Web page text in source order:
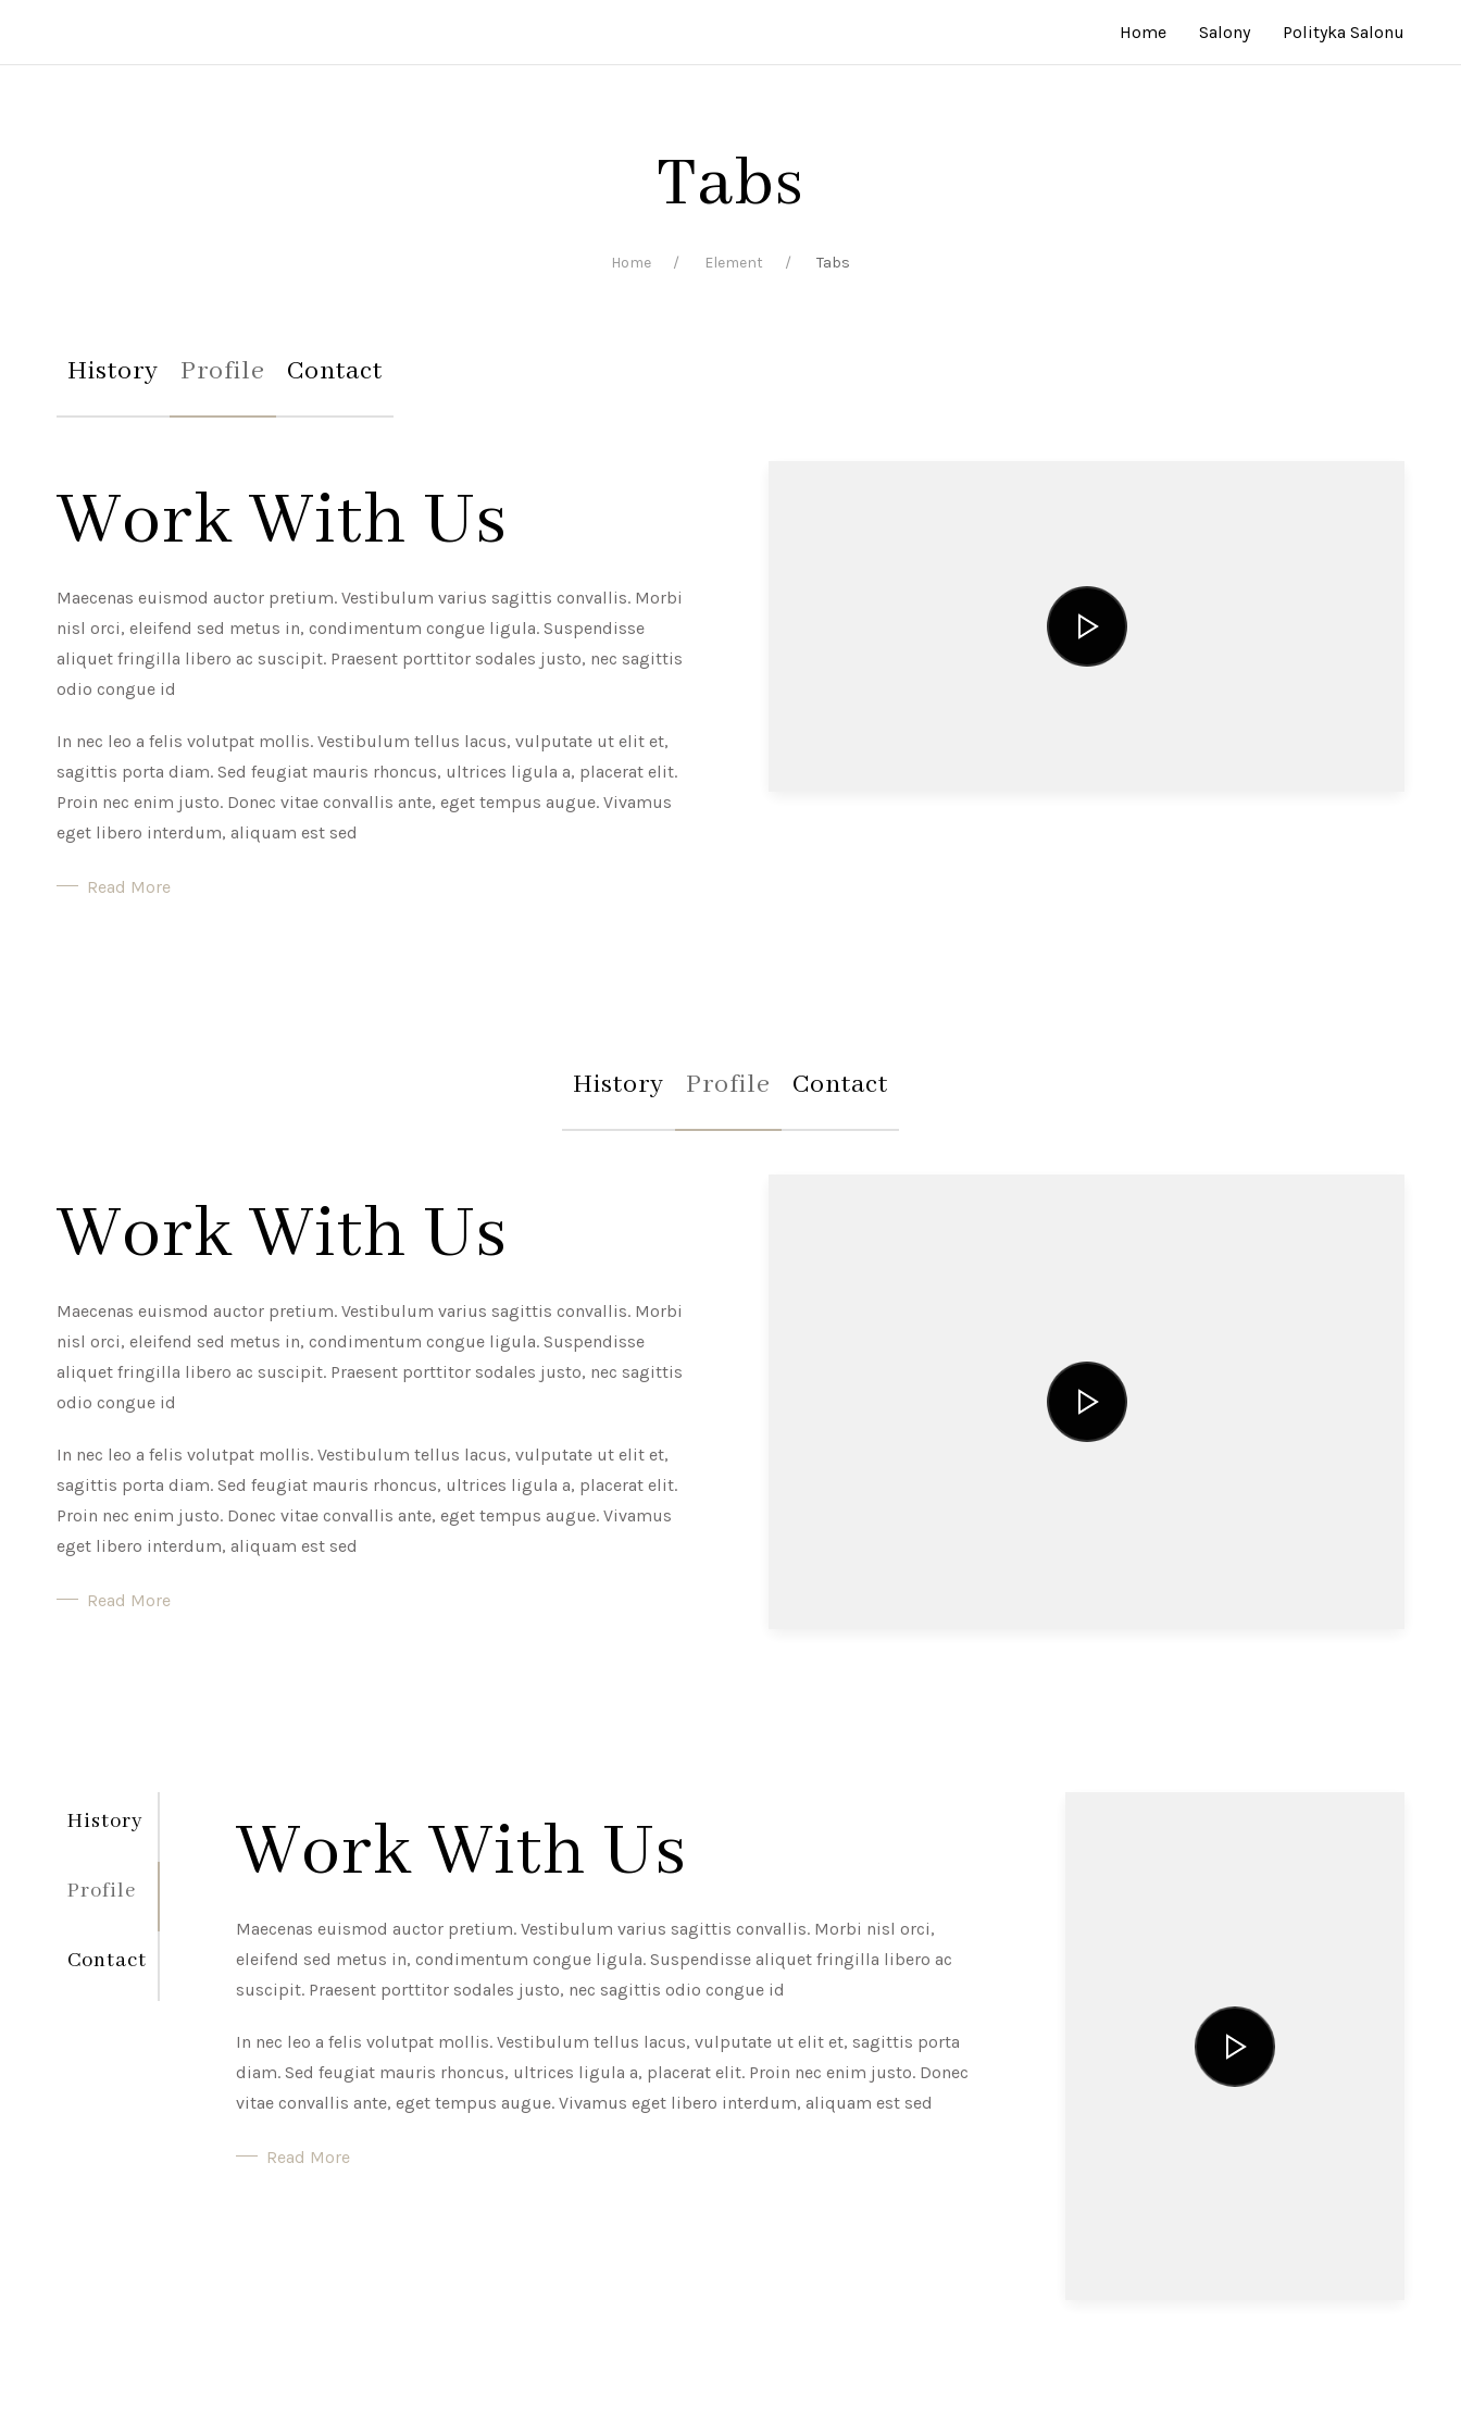
Home Salony Polityka Salonu
Tabs
Home Element Tabs
History Profile Contact
Work With Us
Maecenas euismod auctor pretium. Vestibulum varius sagittis convallis. Morbi
nisl orci, eleifend sed metus in, condimentum congue ligula. Suspendisse
aliquet fringilla libero ac suscipit. Praesent porttitor sodales justo, nec sagittis
odio congue id
In nec leo a felis volutpat mollis. Vestibulum tellus lacus, vulputate ut elit et,
sagittis porta diam. Sed feugiat mauris rhoncus, ultrices ligula a, placerat elit.
Proin nec enim justo. Donec vitae convallis ante, eget tempus augue. Vivamus
eget libero interdum, aliquam est sed
Read More
History Profile Contact
Work With Us
Maecenas euismod auctor pretium. Vestibulum varius sagittis convallis. Morbi
nisl orci, eleifend sed metus in, condimentum congue ligula. Suspendisse
aliquet fringilla libero ac suscipit. Praesent porttitor sodales justo, nec sagittis
odio congue id
In nec leo a felis volutpat mollis. Vestibulum tellus lacus, vulputate ut elit et,
sagittis porta diam. Sed feugiat mauris rhoncus, ultrices ligula a, placerat elit.
Proin nec enim justo. Donec vitae convallis ante, eget tempus augue. Vivamus
eget libero interdum, aliquam est sed
Read More
History
Profile
Contact
Work With Us
Maecenas euismod auctor pretium. Vestibulum varius sagittis convallis. Morbi nisl orci,
eleifend sed metus in, condimentum congue ligula. Suspendisse aliquet fringilla libero ac
suscipit. Praesent porttitor sodales justo, nec sagittis odio congue id
In nec leo a felis volutpat mollis. Vestibulum tellus lacus, vulputate ut elit et, sagittis porta
diam. Sed feugiat mauris rhoncus, ultrices ligula a, placerat elit. Proin nec enim justo. Donec
vitae convallis ante, eget tempus augue. Vivamus eget libero interdum, aliquam est sed
Read More